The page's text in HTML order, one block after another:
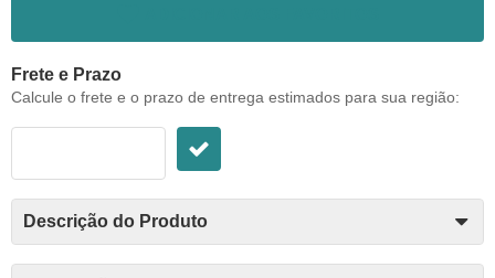
Frete e Prazo
Calcule o frete e o prazo de entrega estimados para sua região:
Descrição do Produto